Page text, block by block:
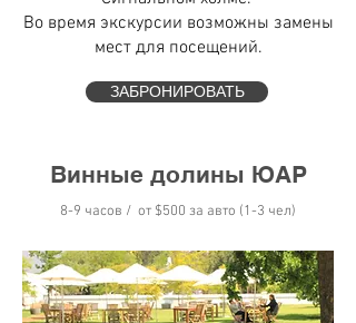
Во время экскурсии возможны замены
мест для посещений.
ЗАБРОНИРОВАТЬ
Винные долины ЮАР
8-9 часов / от $500 за авто (1-3 чел)